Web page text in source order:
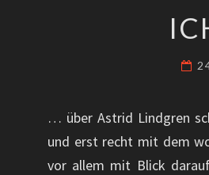
… über Astrid Lindgren
und erst recht mit dem
vor allem mit Blick